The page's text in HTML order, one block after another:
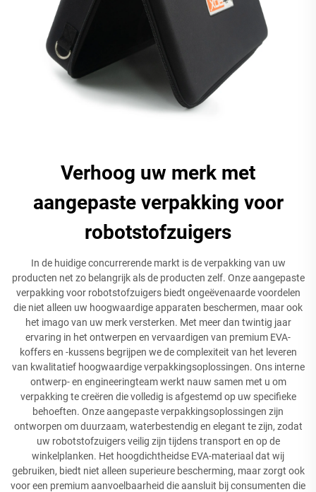
Verhoog uw merk met
aangepaste verpakking voor
robotstofzuigers
In de huidige concurrerende markt is de verpakking van uw
producten net zo belangrijk als de producten zelf. Onze aangepaste
verpakking voor robotstofzuigers biedt ongeëvenaarde voordelen
die niet alleen uw hoogwaardige apparaten beschermen, maar ook
het imago van uw merk versterken. Met meer dan twintig jaar
ervaring in het ontwerpen en vervaardigen van premium EVA-
koffers en -kussens begrijpen we de complexiteit van het leveren
van kwalitatief hoogwaardige verpakkingsoplossingen. Ons interne
ontwerp- en engineeringteam werkt nauw samen met u om
verpakking te creëren die volledig is afgestemd op uw specifieke
behoeften. Onze aangepaste verpakkingsoplossingen zijn
ontworpen om duurzaam, waterbestendig en elegant te zijn, zodat
uw robotstofzuigers veilig zijn tijdens transport en op de
winkelplanken. Het hoogdichtheidse EVA-materiaal dat wij
gebruiken, biedt niet alleen superieure bescherming, maar zorgt ook
voor een premium aanvoelbaarheid die aansluit bij consumenten die